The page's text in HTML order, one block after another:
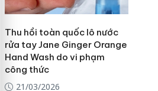
Thu hồi toàn quốc lô nước
rửa tay Jane Ginger Orange
Hand Wash do vi phạm
công thức
21/03/2026